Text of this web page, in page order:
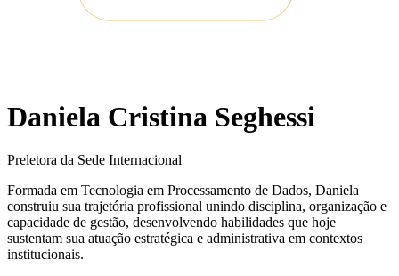
Daniela Cristina Seghessi
Preletora da Sede Internacional
Formada em Tecnologia em Processamento de Dados, Daniela
construiu sua trajetória profissional unindo disciplina, organização e
capacidade de gestão, desenvolvendo habilidades que hoje
sustentam sua atuação estratégica e administrativa em contextos
institucionais.